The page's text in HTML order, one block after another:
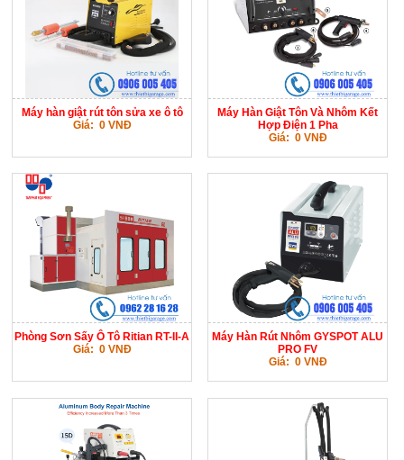
Máy hàn giật rút tôn sửa xe ô tô
Giá: 0 VNĐ
Máy Hàn Giật Tôn Và Nhôm Kết
Hợp Điện 1 Pha
Giá: 0 VNĐ
Phòng Sơn Sấy Ô Tô Ritian RT-II-A
Giá: 0 VNĐ
Máy Hàn Rút Nhôm GYSPOT ALU
PRO FV
Giá: 0 VNĐ